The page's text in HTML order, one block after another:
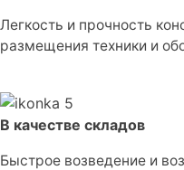
Легкость и прочность
размещения техники и
В качестве складов
Быстрое возведение и